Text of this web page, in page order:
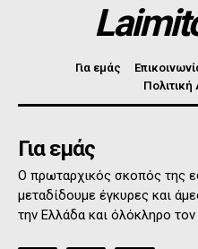
Για εμάς
Για εμάς
Ο πρωταρχικός σκοπός της
μεταδίδουμε έγκυρες και
την Ελλάδα και όλόκληρο